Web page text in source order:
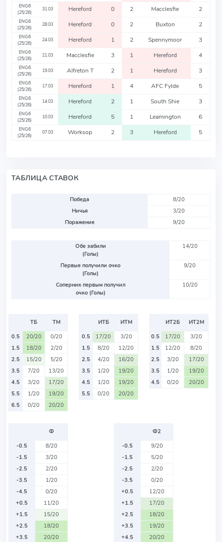
ENG6
(25/26)
31.03 Hereford 0 2 Macclesfie 2
ENG6
(25/26)
28.03 Hereford 0 2 Buxton 2
ENG6
(25/26)
24.03 Hereford 1 2 Spennymoor 3
ENG6
(25/26)
21.03 Macclesfie 3 1 Hereford 4
ENG6
(25/26)
19.03 Alfreton T 2 1 Hereford 3
ENG6
(25/26)
17.03 Hereford 1 4 AFC Fylde 5
ENG6
(25/26)
14.03 Hereford 2 1 South Shie 3
ENG6
(25/26)
10.03 Hereford 5 1 Leamington 6
ENG6
(25/26)
07.03 Worksop 2 3 Hereford 5
ТАБЛИЦА СТАВОК
Победа
8/20
Ничья
3/20
Поражение
9/20
Обе забили
(Голы)
14/20
Первые получили очко
(Голы)
9/20
Соперник первым получил
очко (Голы)
10/20
ТБ
ТМ
0.5
20/20
0/20
1.5
18/20
2/20
2.5
15/20
5/20
3.5
7/20
13/20
4.5
3/20
17/20
5.5
1/20
19/20
6.5
0/20 20/20
ИТБ
ИТМ
0.5
17/20
3/20
1.5
8/20
12/20
2.5
4/20
16/20
3.5
1/20
19/20
4.5
1/20
19/20
5.5
0/20 20/20
ИТ2Б
ИТ2М
0.5
17/20
3/20
1.5
12/20
8/20
2.5
3/20
17/20
3.5
1/20
19/20
4.5
0/20 20/20
Ф
-0.5
8/20
-1.5
3/20
-2.5
2/20
-3.5
1/20
-4.5
0/20
+0.5
11/20
+1.5
15/20
+2.5
18/20
+3.5
20/20
Ф2
-0.5
9/20
-1.5
5/20
-2.5
2/20
-3.5
0/20
+0.5
12/20
+1.5
17/20
+2.5
18/20
+3.5
19/20
+4.5
20/20